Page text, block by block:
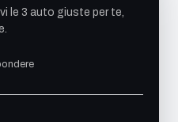
le 3 auto giuste per te,